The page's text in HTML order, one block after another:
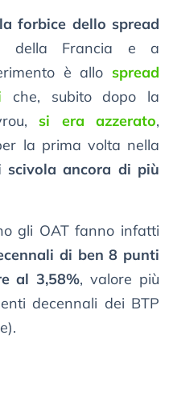
la forbice dello spread
della Francia e a
è allo spread
che, subito dopo la
si era azzerato,
la prima volta nella
scivola ancora di più
gli OAT fanno infatti
di ben 8 punti
al 3,58%, valore più
decennali dei BTP